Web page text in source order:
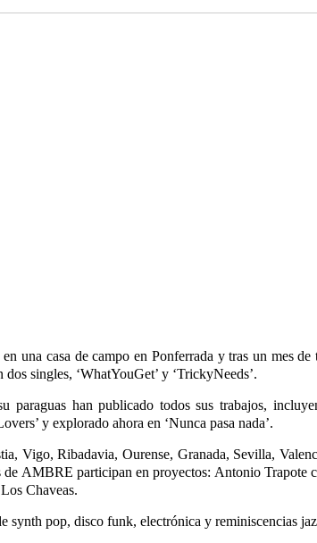
una casa de campo en Ponferrada y tras un mes
singles, ‘WhatYouGet’ y ‘TrickyNeeds’.
han publicado todos sus trabajos,
y explorado ahora en ‘Nunca pasa nada’.
Vigo, Ribadavia, Ourense, Granada, Sevilla,
AMBRE participan en proyectos: Antonio
Chaveas.
pop, disco funk, electrónica y reminiscencias